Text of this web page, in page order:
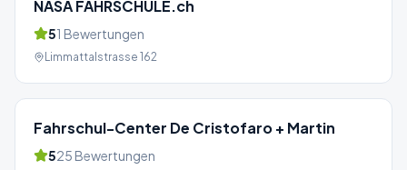
NASA FAHRSCHULE.ch
51 Bewertungen
Limmattalstrasse 162
Fahrschul-Center De Cristofaro + Martin
525 Bewertungen